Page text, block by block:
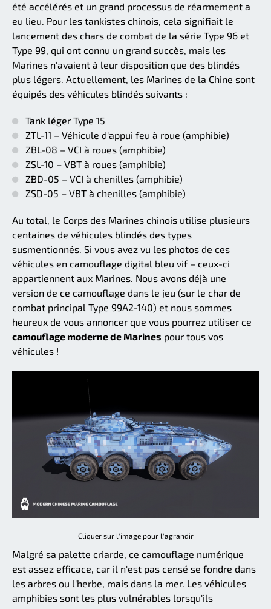
été accélérés et un grand processus de réarmement a
eu lieu. Pour les tankistes chinois, cela signifiait le
lancement des chars de combat de la série Type 96 et
Type 99, qui ont connu un grand succès, mais les
Marines n'avaient à leur disposition que des blindés
plus légers. Actuellement, les Marines de la Chine sont
équipés des véhicules blindés suivants :
Tank léger Type 15
ZTL-11 – Véhicule d'appui feu à roue (amphibie)
ZBL-08 – VCI à roues (amphibie)
ZSL-10 – VBT à roues (amphibie)
ZBD-05 – VCI à chenilles (amphibie)
ZSD-05 – VBT à chenilles (amphibie)
Au total, le Corps des Marines chinois utilise plusieurs
centaines de véhicules blindés des types
susmentionnés. Si vous avez vu les photos de ces
véhicules en camouflage digital bleu vif – ceux-ci
appartiennent aux Marines. Nous avons déjà une
version de ce camouflage dans le jeu (sur le char de
combat principal Type 99A2-140) et nous sommes
heureux de vous annoncer que vous pourrez utiliser ce
camouflage moderne de Marines pour tous vos
véhicules !
Cliquer sur l'image pour l'agrandir
Malgré sa palette criarde, ce camouflage numérique
est assez efficace, car il n'est pas censé se fondre dans
les arbres ou l'herbe, mais dans la mer. Les véhicules
amphibies sont les plus vulnérables lorsqu'ils